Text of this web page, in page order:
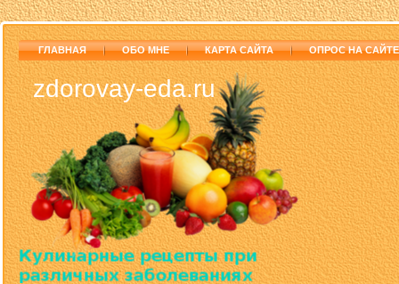
ГЛАВНАЯ ОБО МНЕ КАРТА САЙТА ОПРОС НА САЙТЕ
zdorovay-eda.ru